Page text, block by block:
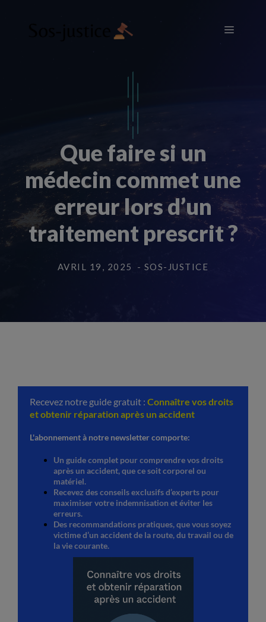
Menu
Que faire si un
médecin commet une
erreur lors d’un
traitement prescrit ?
AVRIL 19, 2025 - SOS-JUSTICE